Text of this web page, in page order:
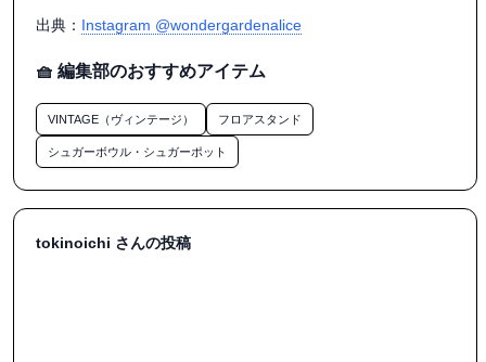
プレーン残ってた！！
焼けていくのを眺めているのも楽しかった（｡･ω･｡）
またやる機会があったらやらねば！！
次の時の市も楽しみ
#時の市
出典： Instagram @wondergardenalice
🧺 編集部のおすすめアイテム
VINTAGE（ヴィンテージ） フロアスタンド
シュガーボウル・シュガーポット
tokinoichi さんの投稿